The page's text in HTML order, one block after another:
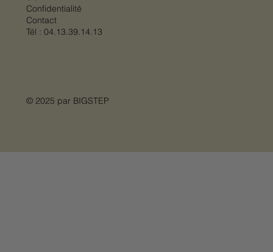
Confidentialité
Contact
Tél : 04.13.39.14.13
© 2025 par BIGSTEP